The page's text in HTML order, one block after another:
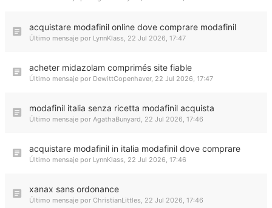
acquistare modafinil online dove comprare modafinil
Último mensaje por LynnKlass, 22 Jul 2026, 17:47
acheter midazolam comprimés site fiable
Último mensaje por DewittCopenhaver, 22 Jul 2026, 17:47
modafinil italia senza ricetta modafinil acquista
Último mensaje por AgathaBunyard, 22 Jul 2026, 17:46
acquistare modafinil in italia modafinil dove comprare
Último mensaje por LynnKlass, 22 Jul 2026, 17:46
xanax sans ordonance
Último mensaje por ChristianLittles, 22 Jul 2026, 17:46